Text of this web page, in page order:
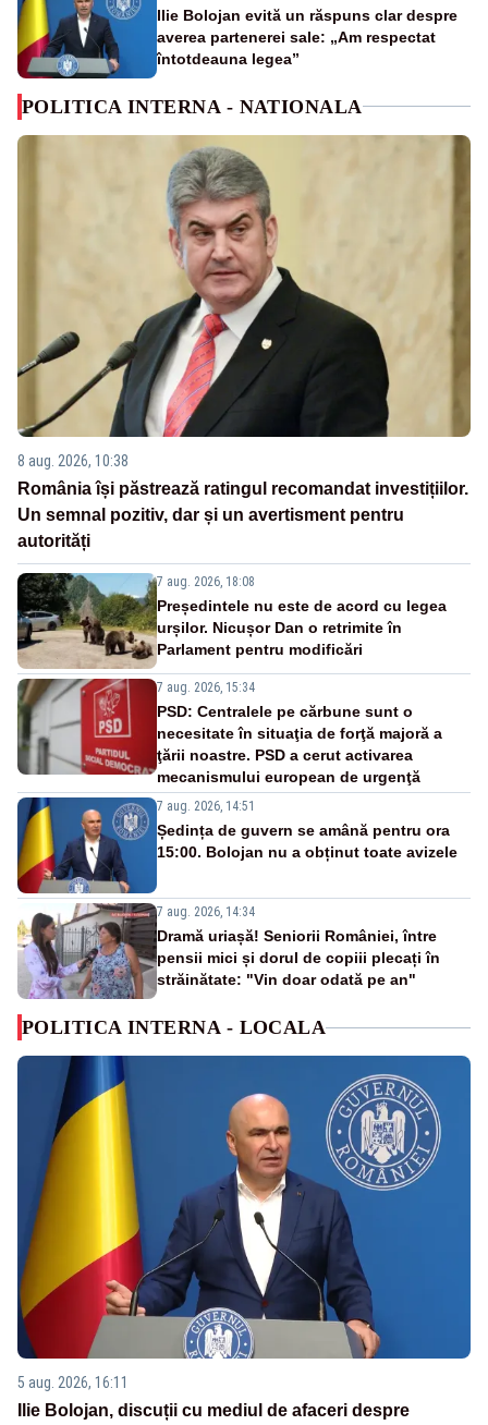
Ilie Bolojan evită un răspuns clar despre
averea partenerei sale: „Am respectat
întotdeauna legea”
POLITICA INTERNA - NATIONALA
8 aug. 2026, 10:38
România își păstrează ratingul recomandat investițiilor.
Un semnal pozitiv, dar și un avertisment pentru
autorități
7 aug. 2026, 18:08
Președintele nu este de acord cu legea
urșilor. Nicușor Dan o retrimite în
Parlament pentru modificări
7 aug. 2026, 15:34
PSD: Centralele pe cărbune sunt o
necesitate în situaţia de forţă majoră a
ţării noastre. PSD a cerut activarea
mecanismului european de urgenţă
7 aug. 2026, 14:51
Ședința de guvern se amână pentru ora
15:00. Bolojan nu a obținut toate avizele
7 aug. 2026, 14:34
Dramă uriașă! Seniorii României, între
pensii mici și dorul de copiii plecați în
străinătate: "Vin doar odată pe an"
POLITICA INTERNA - LOCALA
5 aug. 2026, 16:11
Ilie Bolojan, discuții cu mediul de afaceri despre